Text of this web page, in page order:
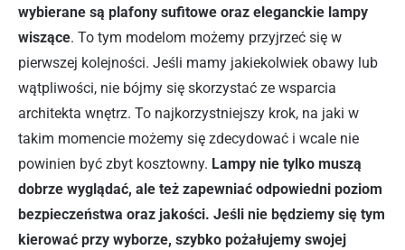
wybierane są plafony sufitowe oraz eleganckie lampy
wiszące. To tym modelom możemy przyjrzeć się w
pierwszej kolejności. Jeśli mamy jakiekolwiek obawy lub
wątpliwości, nie bójmy się skorzystać ze wsparcia
architekta wnętrz. To najkorzystniejszy krok, na jaki w
takim momencie możemy się zdecydować i wcale nie
powinien być zbyt kosztowny. Lampy nie tylko muszą
dobrze wyglądać, ale też zapewniać odpowiedni poziom
bezpieczeństwa oraz jakości. Jeśli nie będziemy się tym
kierować przy wyborze, szybko pożałujemy swojej